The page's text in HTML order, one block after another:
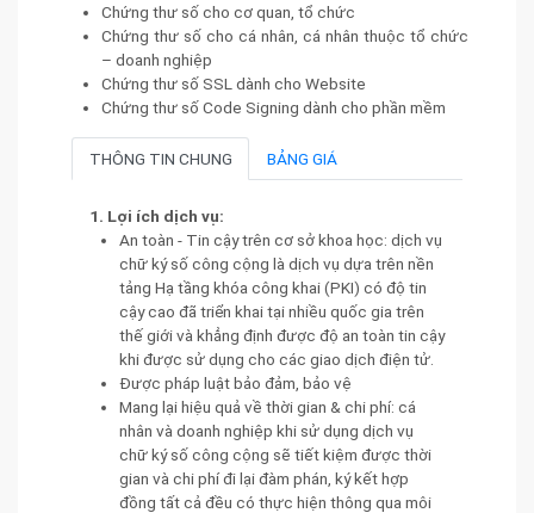
Chứng thư số cho cơ quan, tổ chức
Chứng thư số cho cá nhân, cá nhân thuộc tổ chức
– doanh nghiệp
Chứng thư số SSL dành cho Website
Chứng thư số Code Signing dành cho phần mềm
THÔNG TIN CHUNG BẢNG GIÁ
1. Lợi ích dịch vụ:
An toàn - Tin cậy trên cơ sở khoa học: dịch vụ
chữ ký số công cộng là dịch vụ dựa trên nền
tảng Hạ tầng khóa công khai (PKI) có độ tin
cậy cao đã triển khai tại nhiều quốc gia trên
thế giới và khẳng định được độ an toàn tin cậy
khi được sử dụng cho các giao dịch điện tử.
Được pháp luật bảo đảm, bảo vệ
Mang lại hiệu quả về thời gian & chi phí: cá
nhân và doanh nghiệp khi sử dụng dịch vụ
chữ ký số công cộng sẽ tiết kiệm được thời
gian và chi phí đi lại đàm phán, ký kết hợp
đồng tất cả đều có thực hiện thông qua môi